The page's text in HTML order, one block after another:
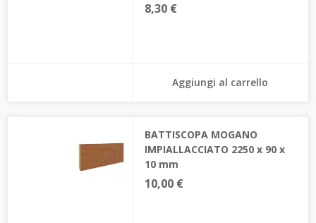
8,30 €
Aggiungi al carrello
BATTISCOPA MOGANO
IMPIALLACCIATO 2250 x 90 x
10 mm
10,00 €